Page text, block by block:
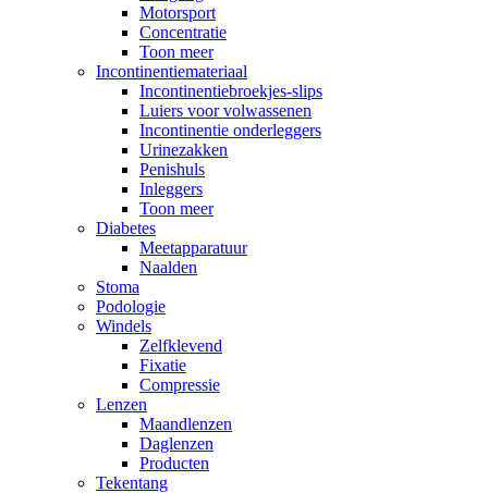
Motorsport
Concentratie
Toon meer
Incontinentiemateriaal
Incontinentiebroekjes-slips
Luiers voor volwassenen
Incontinentie onderleggers
Urinezakken
Penishuls
Inleggers
Toon meer
Diabetes
Meetapparatuur
Naalden
Stoma
Podologie
Windels
Zelfklevend
Fixatie
Compressie
Lenzen
Maandlenzen
Daglenzen
Producten
Tekentang